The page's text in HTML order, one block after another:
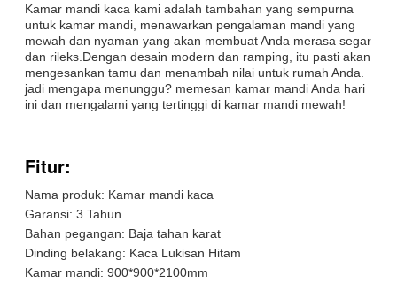
Kamar mandi kaca kami adalah tambahan yang sempurna
untuk kamar mandi, menawarkan pengalaman mandi yang
mewah dan nyaman yang akan membuat Anda merasa segar
dan rileks.Dengan desain modern dan ramping, itu pasti akan
mengesankan tamu dan menambah nilai untuk rumah Anda.
jadi mengapa menunggu? memesan kamar mandi Anda hari
ini dan mengalami yang tertinggi di kamar mandi mewah!
Fitur:
Nama produk: Kamar mandi kaca
Garansi: 3 Tahun
Bahan pegangan: Baja tahan karat
Dinding belakang: Kaca Lukisan Hitam
Kamar mandi: 900*900*2100mm